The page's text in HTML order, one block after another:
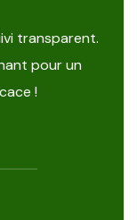
transparent.
pour un
!